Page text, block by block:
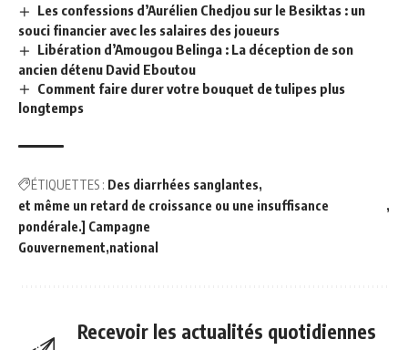
Les confessions d’Aurélien Chedjou sur le Besiktas : un
souci financier avec les salaires des joueurs
Libération d’Amougou Belinga : La déception de son
ancien détenu David Eboutou
Comment faire durer votre bouquet de tulipes plus
longtemps
ÉTIQUETTES : Des diarrhées sanglantes
et même un retard de croissance ou une insuffisance
pondérale.] Campagne
Gouvernement national
Recevoir les actualités quotidiennes